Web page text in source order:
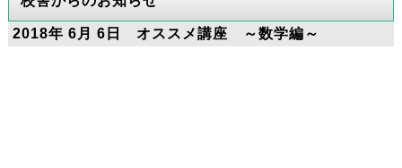
2018年 6月 6日 オススメ講座 ～数学編～